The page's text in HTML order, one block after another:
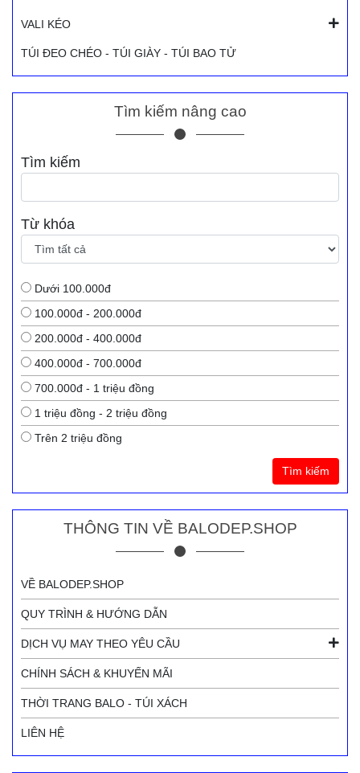
VALI KÉO
TÚI ĐEO CHÉO - TÚI GIÀY - TÚI BAO TỬ
Tìm kiếm nâng cao
Tìm kiếm
Từ khóa
Dưới 100.000đ
100.000đ - 200.000đ
200.000đ - 400.000đ
400.000đ - 700.000đ
700.000đ - 1 triệu đồng
1 triệu đồng - 2 triệu đồng
Trên 2 triệu đồng
Tìm kiếm
THÔNG TIN VỀ BALODEP.SHOP
VỀ BALODEP.SHOP
QUY TRÌNH & HƯỚNG DẪN
DỊCH VỤ MAY THEO YÊU CẦU
CHÍNH SÁCH & KHUYẾN MÃI
THỜI TRANG BALO - TÚI XÁCH
LIÊN HỆ